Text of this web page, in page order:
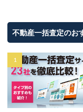
不動産一括査定のお